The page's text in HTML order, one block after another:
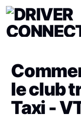
le club
Taxi -